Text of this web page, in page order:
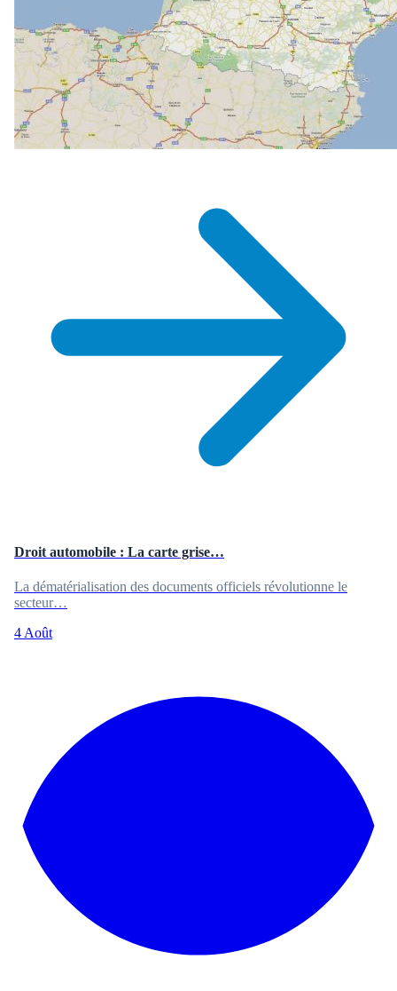
Droit automobile : La carte grise…
La dématérialisation des documents officiels révolutionne le
secteur…
4 Août